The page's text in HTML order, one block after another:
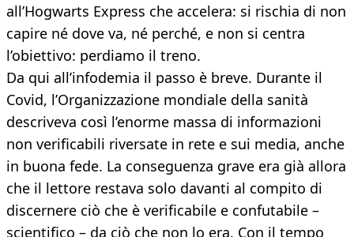
all’Hogwarts Express che accelera: si rischia di non
capire né dove va, né perché, e non si centra
l’obiettivo: perdiamo il treno.
Da qui all’infodemia il passo è breve. Durante il
Covid, l’Organizzazione mondiale della sanità
descriveva così l’enorme massa di informazioni
non verificabili riversate in rete e sui media, anche
in buona fede. La conseguenza grave era già allora
che il lettore restava solo davanti al compito di
discernere ciò che è verificabile e confutabile –
scientifico – da ciò che non lo era. Con il tempo